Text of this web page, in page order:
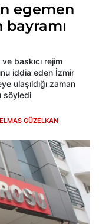
egemen
baskıcı rejim
iddia eden İzmir
ulaşıldığı zaman
söyledi
GÜZELKAN